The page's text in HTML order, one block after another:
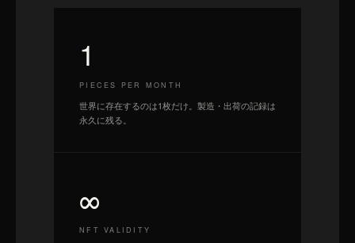
1
PIECES PER MONTH
世界に存在するのは1枚だけ。製造・出荷の記録は
永久に残る。
∞
NFT VALIDITY